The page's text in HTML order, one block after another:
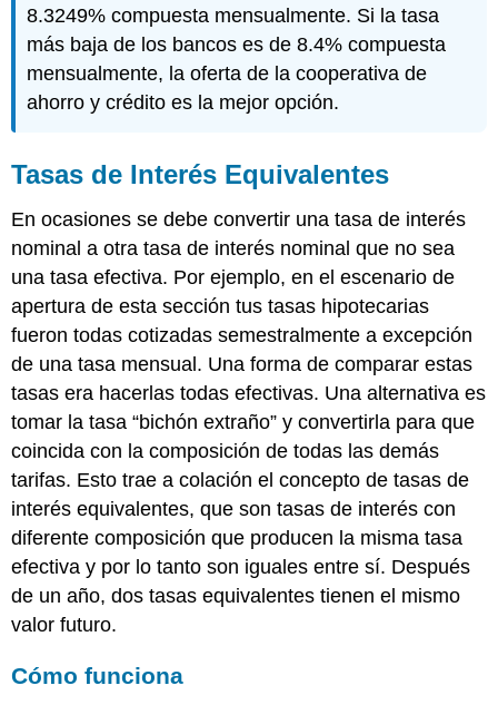
8.3249% compuesta mensualmente. Si la tasa
más baja de los bancos es de 8.4% compuesta
mensualmente, la oferta de la cooperativa de
ahorro y crédito es la mejor opción.
Tasas de Interés Equivalentes
En ocasiones se debe convertir una tasa de interés
nominal a otra tasa de interés nominal que no sea
una tasa efectiva. Por ejemplo, en el escenario de
apertura de esta sección tus tasas hipotecarias
fueron todas cotizadas semestralmente a excepción
de una tasa mensual. Una forma de comparar estas
tasas era hacerlas todas efectivas. Una alternativa es
tomar la tasa “bichón extraño” y convertirla para que
coincida con la composición de todas las demás
tarifas. Esto trae a colación el concepto de tasas de
interés equivalentes, que son tasas de interés con
diferente composición que producen la misma tasa
efectiva y por lo tanto son iguales entre sí. Después
de un año, dos tasas equivalentes tienen el mismo
valor futuro.
Cómo funciona